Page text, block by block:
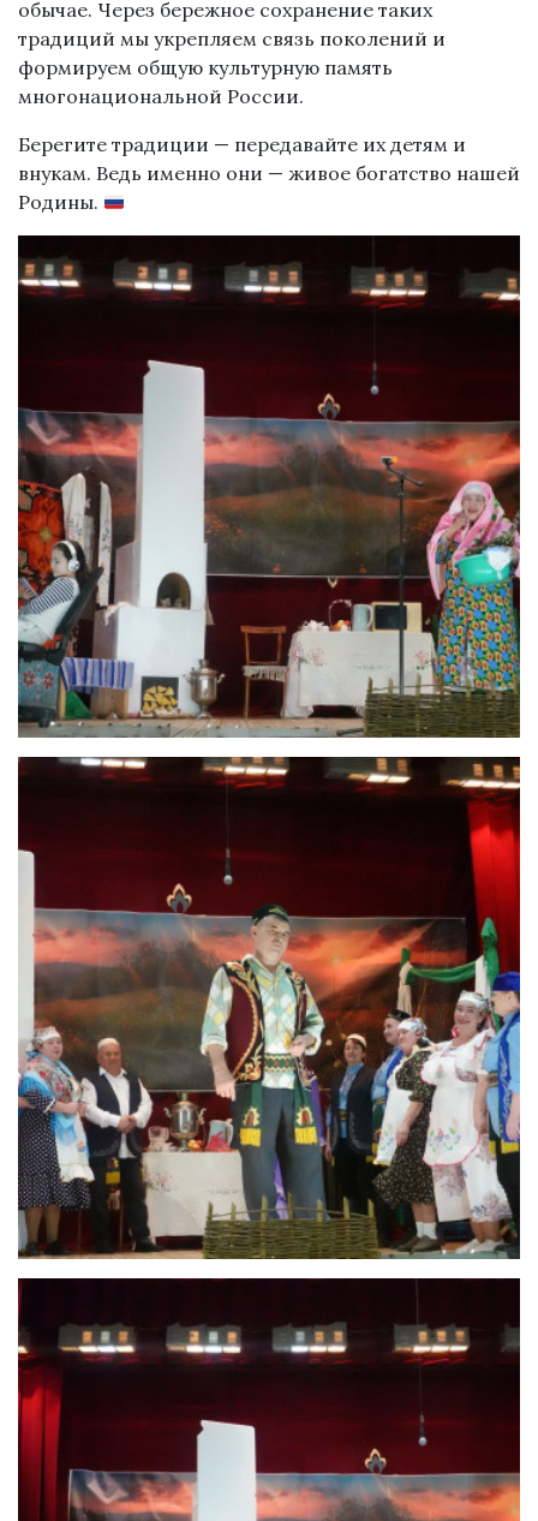
обычае. Через бережное сохранение таких
традиций мы укрепляем связь поколений и
формируем общую культурную память
многонациональной России.
Берегите традиции — передавайте их детям и
внукам. Ведь именно они — живое богатство нашей
Родины.